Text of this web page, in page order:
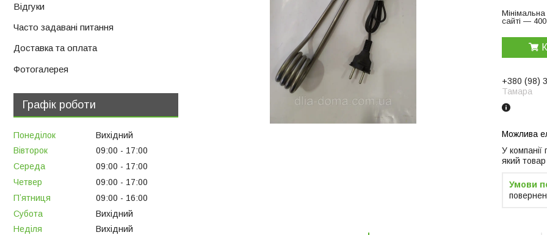
сайті —
+380 (98)
Тамара
У
який
Відгуки
Часто задавані питання
Доставка та оплата
Фотогалерея
Графік роботи
Понеділок
Вихідний
Вівторок
09:00
17:00
Середа
09:00
17:00
Четвер
09:00
17:00
Пʼятниця
09:00
16:00
Субота
Вихідний
Неділя
Вихідний